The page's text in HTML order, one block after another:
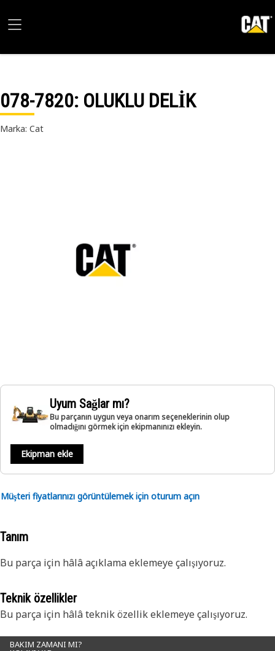
078-7820: OLUKLU DELİK
Marka: Cat
Uyum Sağlar mı?
Bu parçanın uygun veya onarım seçeneklerinin olup
olmadığını görmek için ekipmanınızı ekleyin.
Ekipman ekle
Müşteri fiyatlarınızı görüntülemek için oturum açın
Tanım
Bu parça için hâlâ açıklama eklemeye çalışıyoruz.
Teknik özellikler
Bu parça için hâlâ teknik özellik eklemeye çalışıyoruz.
BAKIM ZAMANI MI?